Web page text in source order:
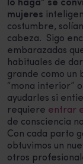
lo haga” se
mujeres
costumbre,
cabeza. Sigo
embarazadas
habituales de
grande como un
“mona interior”
ayudarles si
requiere entrar
de consciencia
Con cada parto
obtuvimos un
otros